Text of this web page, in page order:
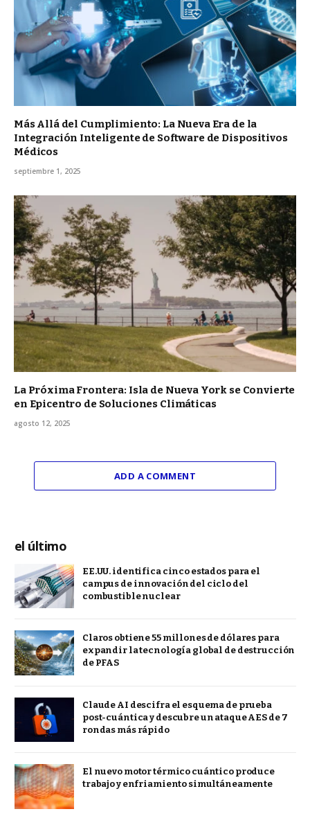
Más Allá del Cumplimiento: La Nueva Era de la
Integración Inteligente de Software de Dispositivos
Médicos
septiembre 1, 2025
La Próxima Frontera: Isla de Nueva York se Convierte
en Epicentro de Soluciones Climáticas
agosto 12, 2025
ADD A COMMENT
el último
EE.UU. identifica cinco estados para el
campus de innovación del ciclo del
combustible nuclear
Claros obtiene 55 millones de dólares para
expandir la tecnología global de destrucción
de PFAS
Claude AI descifra el esquema de prueba
post-cuántica y descubre un ataque AES de 7
rondas más rápido
El nuevo motor térmico cuántico produce
trabajo y enfriamiento simultáneamente